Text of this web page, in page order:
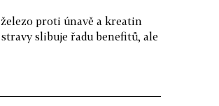
proti únavě a kreatin
slibuje řadu benefitů, ale